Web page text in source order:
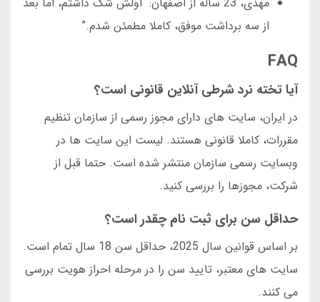
از سه برداشت موفق، کاملا مطمئن شدم.”
FAQ
آیا تخته نرد شرطی آنلاین قانونی است؟
در ایران، سایت های دارای مجوز رسمی از سازمان تنظیم
مقررات، کاملا قانونی هستند. لیست این سایت ها در
وبسایت رسمی سازمان منتشر شده است. حتما قبل از
شرکت، مجوزها را بررسی کنید.
حداقل سن برای ثبت نام چقدر است؟
بر اساس قوانین سال 2025، حداقل سن 18 سال تمام است.
سایت های معتبر، تایید سن را در مرحله احراز هویت بررسی
می کنند.